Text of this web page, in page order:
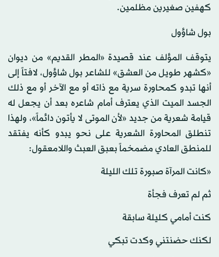
كهفين صغيرين مظلمين.
بول شاؤول
يتوقف المؤلف عند قصيدة «المطر القديم» من ديوان
«كشهر طويل من العشق» للشاعر بول شاؤول، لافتاً إلى
أنها تبدو كمحاورة سرية مع ذاته أو مع الآخر أو مع ذلك
الجسد الميت الذي يعترف أمام شاعره بعد أن يجعل له
قيامة شعرية من جديد «لأن الموتى لا يأتون دائماً»، ولهذا
تنطلق المحاورة الشعرية على نحو يبدو كأنه يفتقد
للمنطق العادي مضمخماً بعبق العبث واللامعقول:
«كانت المرآة صبورة تلك الليلة
ثم لم تعرف فجأة
كنت أمامي كليلة سابقة
لكنك حضنتني وكدت تبكي